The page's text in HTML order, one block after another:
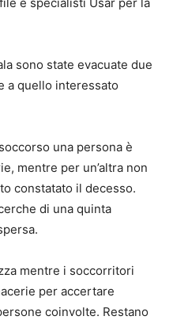
sono state evacuate due
a quello interessato
una persona è
mentre per un’altra non
constatato il decesso.
di una quinta
mentre i soccorritori
per accertare
coinvolte. Restano